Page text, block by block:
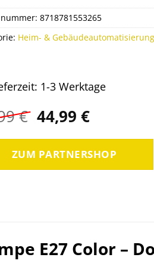
€ Ursprünglicher
Preis
war:
54,99 €
44,99 €Aktueller
ist:
44,99 €.
1-3 Werktage
ZUM PARTNERSHOP
8718781553265
Heim- & Gebäudeautomatisierung
E27 Color –